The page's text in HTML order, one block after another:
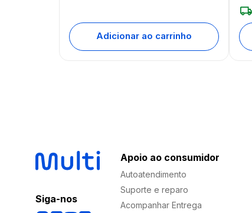
Adicionar ao carrinho
Siga-nos
Apoio ao consumidor
Autoatendimento
Suporte e reparo
Acompanhar Entrega